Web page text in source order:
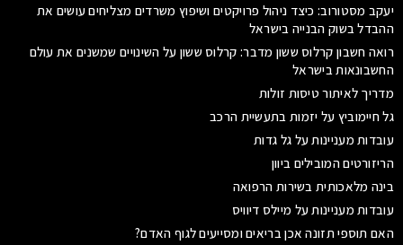
יעקב מסטורוב: כיצד ניהול פרויקטים ושיפוץ משרדים מצליחים עושים את
ההבדל בשוק הבנייה בישראל
רואה חשבון קרלוס ששון מדבר: קרלוס ששון על השינויים שמשנים את עולם
החשבונאות בישראל
מדריך לאיתור טיסות זולות
גל חיימוביץ על יזמות בתעשיית הרכב
עובדות מעניינות על גל גדות
הריזורטים המובילים ביוון
בינה מלאכותית בשירות הרפואה
עובדות מעניינות על מיילס דיוויס
האם תוספי תזונה אכן בריאים ומסייעים לגוף האדם?